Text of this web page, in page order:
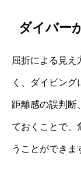
ダイバー
屈折による見え
く、ダイビング
距離感の誤判断
ておくことで、
うことができま